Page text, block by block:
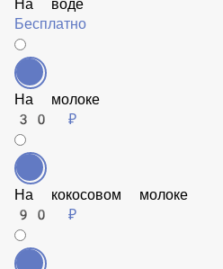
На воде
Бесплатно
На молоке
30 ₽
На кокосовом молоке
90 ₽